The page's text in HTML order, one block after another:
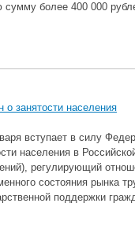
более 400 000
о занятости населения
вступает в силу
населения в
регулирующий
состояния рынка
поддержки